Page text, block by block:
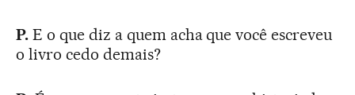
P. E o que diz a quem acha que você escreveu
o livro cedo demais?